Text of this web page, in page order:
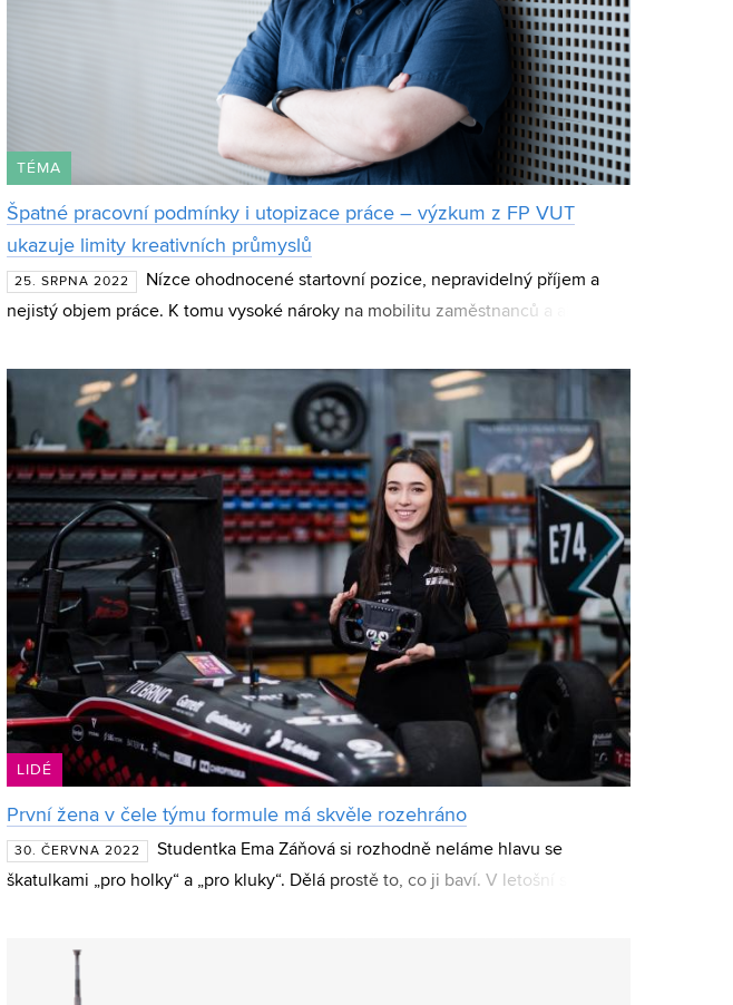
TÉMA
Špatné pracovní podmínky i utopizace práce – výzkum z FP VUT
ukazuje limity kreativních průmyslů
25. SRPNA 2022
Nízce ohodnocené startovní pozice, nepravidelný příjem a
nejistý objem práce. K tomu vysoké nároky na mobilitu zaměstnanců a absence
LIDÉ
První žena v čele týmu formule má skvěle rozehráno
30. ČERVNA 2022
Studentka Ema Záňová si rozhodně neláme hlavu se
škatulkami „pro holky“ a „pro kluky“. Dělá prostě to, co ji baví. V letošní sezoně